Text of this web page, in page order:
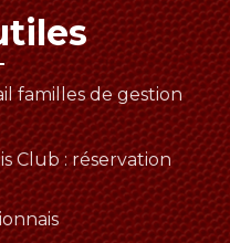
familles de gestion
Club : réservation